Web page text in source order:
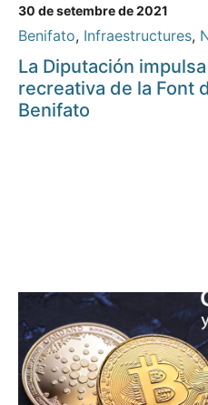
30 de setembre de 2021
Benifato, Infraestructures,
La Diputación
recreativa de la Font
Benifato